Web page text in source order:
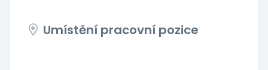
Umístění pracovní pozice